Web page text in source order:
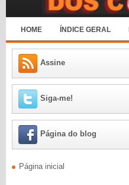
HOME ÍNDICE GERAL
Assine
Siga-me!
Página do blog
Página inicial